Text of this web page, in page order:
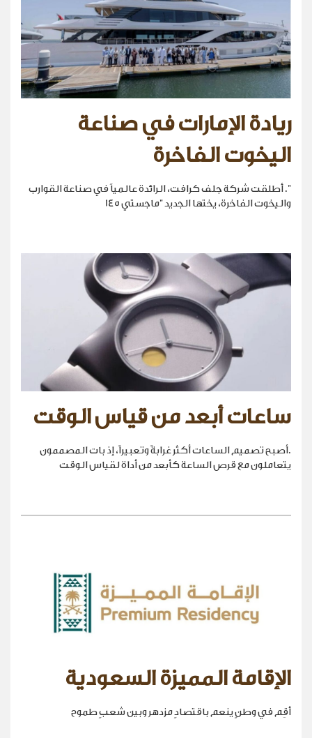
ريادة الإمارات في صناعة
اليخوت الفاخرة
". أطلقت شركة جلف كرافت، الرائدة عالمياً في صناعة القوارب
واليخوت الفاخرة، يختها الجديد "ماجستي 145
ساعات أبعد من قياس الوقت
.أصبح تصميم الساعات أكثر غرابةً وتعبيراً، إذ بات المصممون
يتعاملون مع قرص الساعة كأبعد من أداة لقياس الوقت
الإقامة المميزة السعودية
أقِم في وطنٍ ينعم باقتصادٍ مزدهر وبين شعبٍ طموح